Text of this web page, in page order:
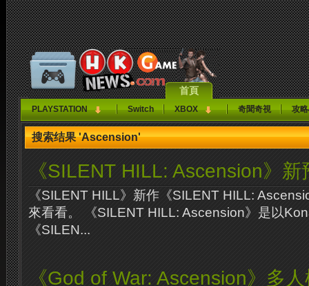
首頁
PLAYSTATION Switch XBOX 奇聞奇視 攻
搜索结果 'Ascension'
《SILENT HILL: Ascension》新
《SILENT HILL》新作《SILENT HILL:
來看看。 《SILENT HILL: Ascension》是以
《SILEN...
《God of War: Ascension》多